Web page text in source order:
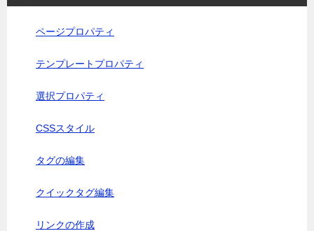
ページプロパティ
テンプレートプロパティ
選択プロパティ
CSSスタイル
タグの編集
クイックタグ編集
リンクの作成